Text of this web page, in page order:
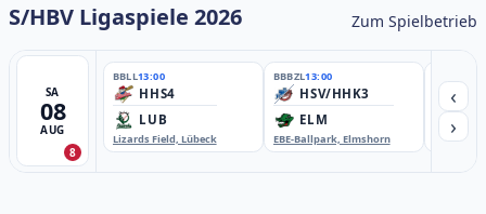
S/HBV Ligaspiele 2026 Zum Spielbetrieb
SA
08
AUG
8
BBLL13:00
HHS4
LUB
Lizards Field, Lübeck
BBBZL13:00
HSV/HHK3
ELM
EBE-Ballpark, Elmshorn
‹
›